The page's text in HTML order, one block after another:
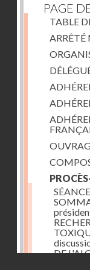
PAGE
TABLE
ARRÊTÉ
DE